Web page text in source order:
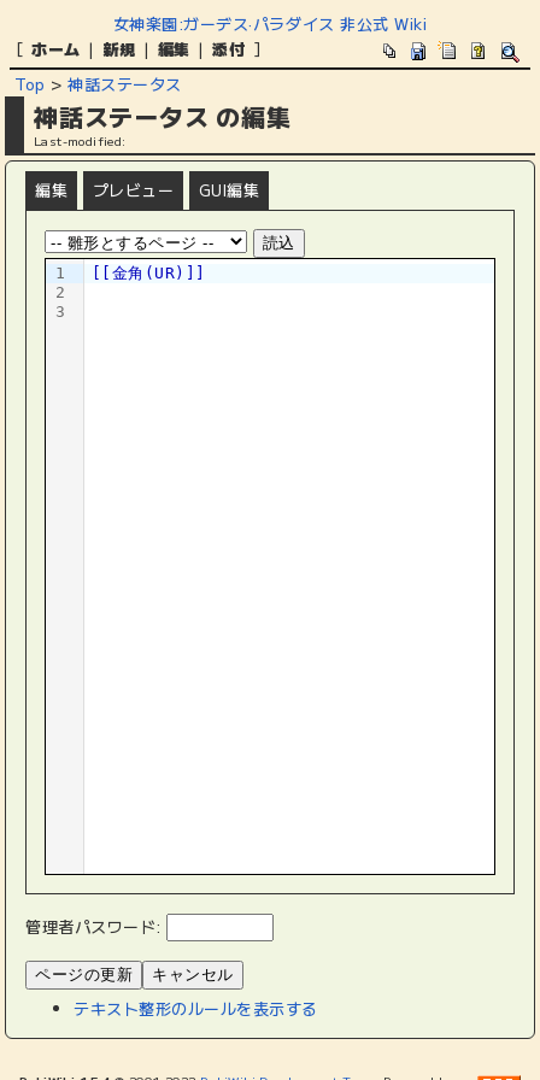
女神楽園:ガーデス·パラダイス 非公式 Wiki
[ ホーム | 新規 | 編集 | 添付 ]
Top >神話ステータス
神話ステータス の編集
Last-modified:
編集 プレビュー GUI編集
1
2
3
[[金角(UR)]]
管理者パスワード:
テキスト整形のルールを表示する